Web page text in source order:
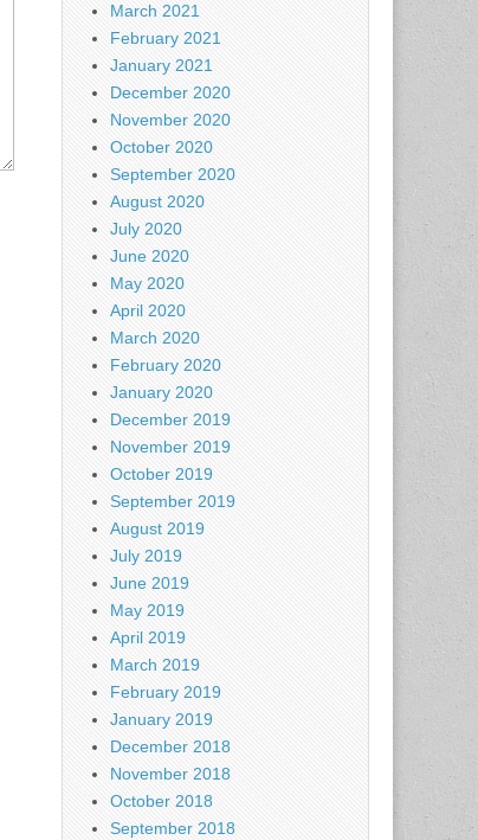
March 2021
February 2021
January 2021
December 2020
November 2020
October 2020
September 2020
August 2020
July 2020
June 2020
May 2020
April 2020
March 2020
February 2020
January 2020
December 2019
November 2019
October 2019
September 2019
August 2019
July 2019
June 2019
May 2019
April 2019
March 2019
February 2019
January 2019
December 2018
November 2018
October 2018
September 2018